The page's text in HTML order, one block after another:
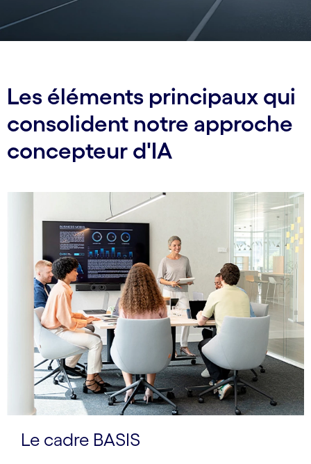
Les éléments principaux qui
consolident notre approche
concepteur d'IA
Le cadre BASIS